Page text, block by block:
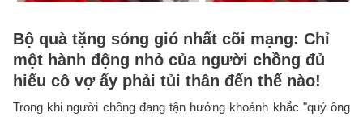
Bộ quà tặng sóng gió nhất cõi mạng: Chỉ
một hành động nhỏ của người chồng đủ
hiểu cô vợ ấy phải tủi thân đến thế nào!
Trong khi người chồng đang tận hưởng khoảnh khắc "quý ông